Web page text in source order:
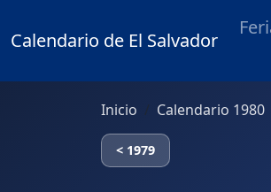
Calendario de El Salvador
Inicio Calendario 1980
< 1979